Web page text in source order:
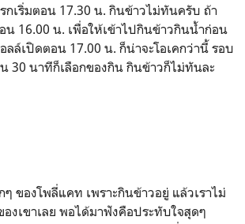
กเริ่มตอน 17.30 น. กินข้าวไม่ทันครับ ถ้า
น 16.00 น. เพื่อให้เข้าไปกินข้าวกินน้ำก่อน
ลล์เปิดตอน 17.00 น. ก็น่าจะโอเคกว่านี้ รอบ
30 นาทีก็เลือกของกิน กินข้าวก็ไม่ทันละ
ของโพลี่แคท เพราะกินข้าวอยู่ แล้วเราไม่
งเขาเลย พอได้มาฟังคือประทับใจสุดๆ